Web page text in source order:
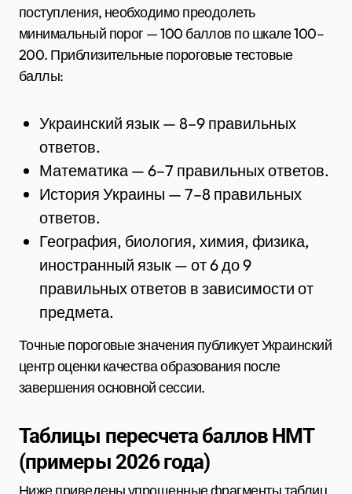
поступления, необходимо преодолеть
минимальный порог — 100 баллов по шкале 100–
200. Приблизительные пороговые тестовые
баллы:
Украинский язык — 8–9 правильных
ответов.
Математика — 6–7 правильных ответов.
История Украины — 7–8 правильных
ответов.
География, биология, химия, физика,
иностранный язык — от 6 до 9
правильных ответов в зависимости от
предмета.
Точные пороговые значения публикует Украинский
центр оценки качества образования после
завершения основной сессии.
Таблицы пересчета баллов НМТ
(примеры 2026 года)